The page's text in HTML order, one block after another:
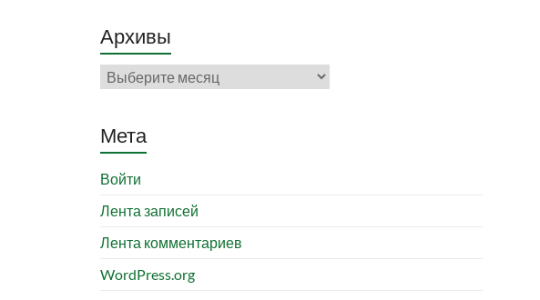
Архивы
Архивы
Мета
Войти
Лента записей
Лента комментариев
WordPress.org